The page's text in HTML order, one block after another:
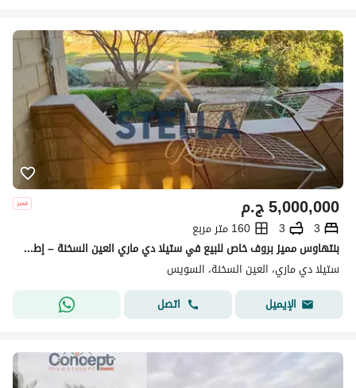
ج.م5,000,000
3
3
160 متر مربع
بنتهاوس مميز بروف خاص للبيع في ستيلا دي ماري العين السخنة – إطلالة جولف بانورامية
ستيلا دي ماري، العين السخنة، السويس
الإيميل
اتصل